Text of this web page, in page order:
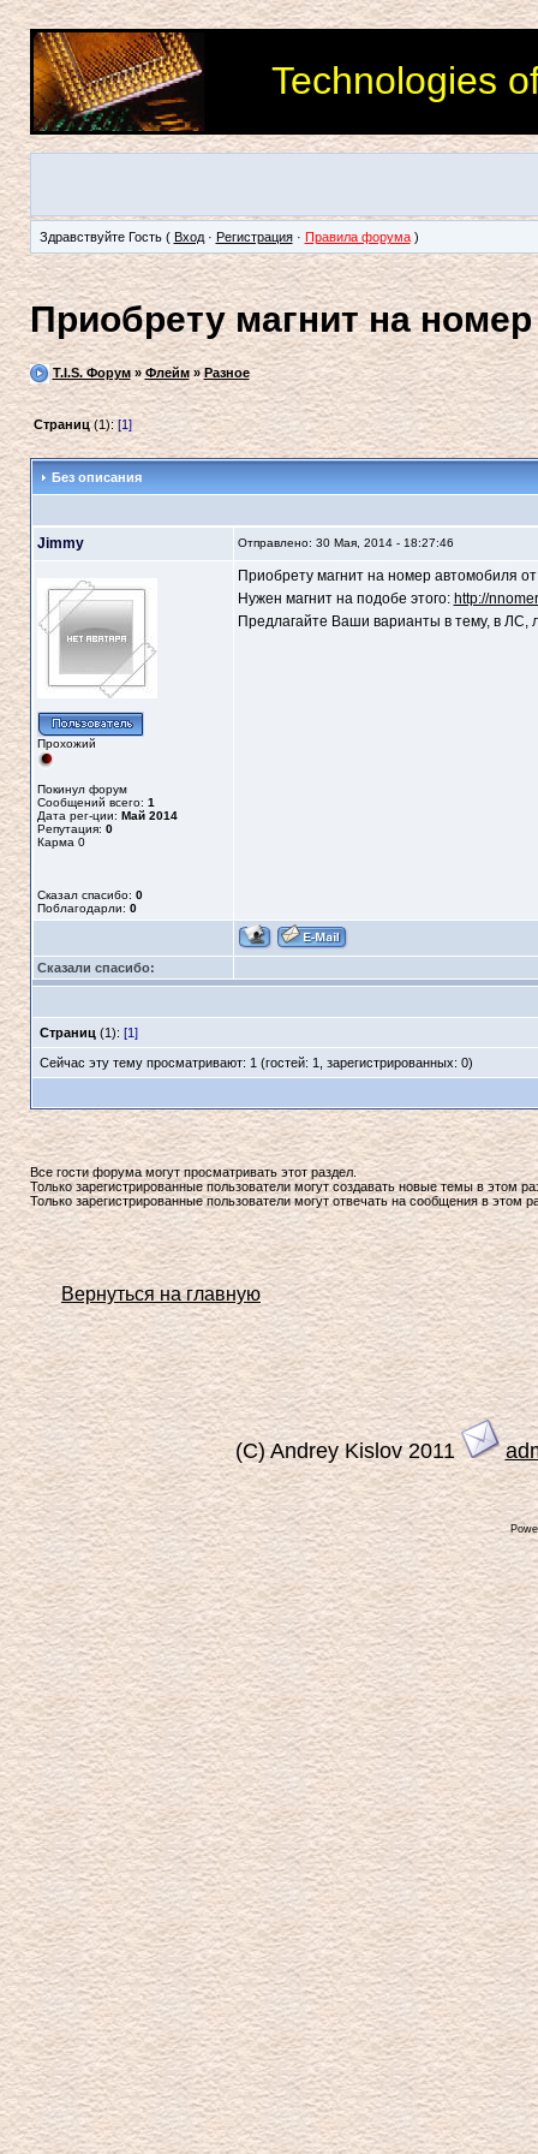
Technologies
Здравствуйте Гость ( Вход· Регистрация· Правила форума)
Приобрету магнит на
T.I.S. Форум»Флейм»Разное
Страниц(1):[1]
Без описания
Jimmy Отправлено: 30 Мая, 2014 - 18:27:46
Прохожий
Покинул форум
Сообщений всего: 1
Дата рег-ции: Май 2014
Репутация: 0
Карма 0
Сказал спасибо: 0
Поблагодарли: 0
Приобрету магнит на номер автомобиля
Нужен магнит на подобе этого: http://
Предлагайте Ваши варианты в тему, в ЛС,
Сказали спасибо:
Страниц (1): [1]
Сейчас эту тему просматривают: 1 (гостей: 1, зарегистрированных: 0)
Все гости форума могут просматривать этот раздел.
Только зарегистрированные пользователи могут создавать новые темы в этом
Только зарегистрированные пользователи могут отвечать на сообщения в этом
Вернуться на главную
(C) Andrey Kislov 2011